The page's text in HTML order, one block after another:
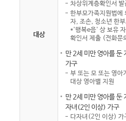
대상
차상위계층확인서
한부모가족지원법에
자, 조손, 청소년 한
*'행복e음' 상 보유
확인서 제출 (전화문
만 2세 미만 영아를 둔
가구
부 또는 모 또는 영아
대상 영아별 지원
만 2세 미만 영아를 둔
자녀(2인 이상) 가구
다자녀(2인 이상) 가